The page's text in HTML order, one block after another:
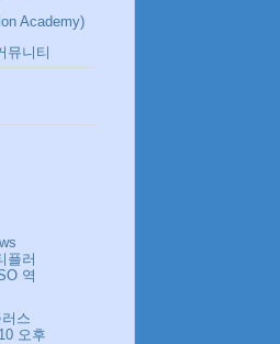
Academy)
뮤니티
플러
역
스
오후